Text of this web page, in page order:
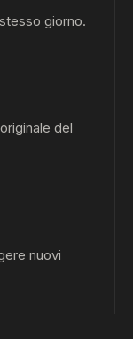
giorno.
del
nuovi